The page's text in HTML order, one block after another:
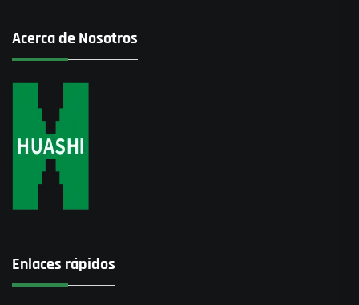
Acerca de Nosotros
Enlaces rápidos